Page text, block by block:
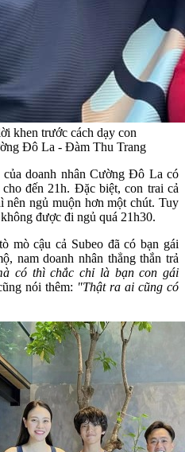
khen trước cách dạy con
Đô La - Đàm Thu Trang
doanh nhân Cường Đô La có
đến 21h. Đặc biệt, con trai cả
nên ngủ muộn hơn một chút. Tuy
được đi ngủ quá 21h30.
mò cậu cả Subeo đã có bạn gái
nam doanh nhân thẳng thắn trả
có thì chắc chỉ là bạn con gái
nói thêm: "Thật ra ai cũng có